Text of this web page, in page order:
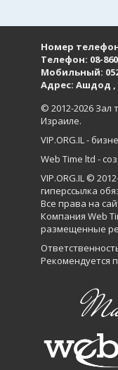
Номер
Телефон: 08-
Мобильный:
Адрес: Ашдод ,
© 2012-2026 Зал
Израиле.
VIP.ORG.IL -
Web Time ltd -
VIP.ORG.IL ©
гиперссылка
Все права на
Компания Web
размещенные
Рекомендуется